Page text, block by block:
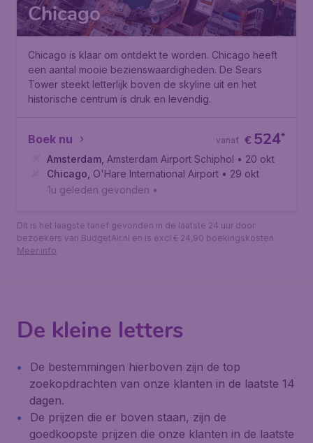
Chicago
Chicago is klaar om ontdekt te worden. Chicago heeft
een aantal mooie bezienswaardigheden. De Sears
Tower steekt letterlijk boven de skyline uit en het
historische centrum is druk en levendig.
Boek nu €524*
vanaf
Amsterdam Amsterdam Airport Schiphol • 20 okt
Chicago O'Hare International Airport • 29 okt
1u geleden gevonden •
Dit is het laagste tarief gevonden in de laatste 24 uur door
bezoekers van BudgetAir.nl en is excl € 24,90 boekingskosten.
Meer info
De kleine letters
De bestemmingen hierboven zijn de top
zoekopdrachten van onze klanten in de laatste 14
dagen.
De prijzen die er boven staan, zijn de
goedkoopste prijzen die onze klanten in de laatste